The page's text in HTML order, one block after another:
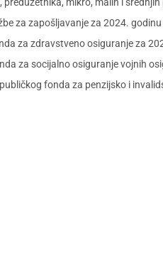
za zapošljavanje za 2024. godinu
za zdravstveno osiguranje za
za socijalno osiguranje vojnih
fonda za penzijsko i